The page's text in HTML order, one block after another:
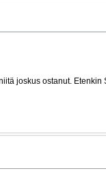
joskus ostanut. Etenkin